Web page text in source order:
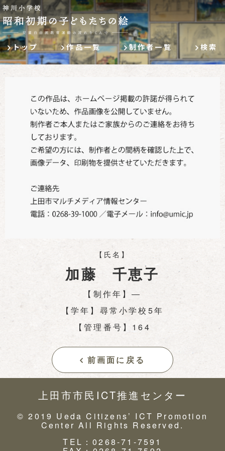
トップ 作品一覧 制作者一覧 検索
【氏名】
加藤 千恵子
【制作年】―
【学年】尋常小学校5年
【管理番号】164
前画面に戻る
上田市市民ICT推進センター
© 2019 Ueda Citizens’ ICT Promotion
Center All Rights Reserved.
TEL：0268-71-7591